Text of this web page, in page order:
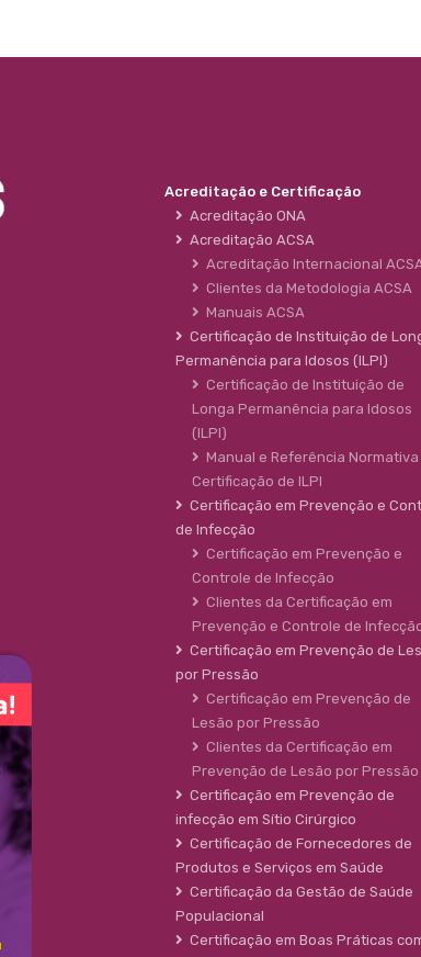
Acreditação e Certificação
Acreditação ONA
Acreditação ACSA
Acreditação Internacional
Clientes da Metodologia ACSA
Manuais ACSA
Certificação de Instituição de
Permanência para Idosos (ILPI)
Certificação de Instituição de
Longa Permanência para Idosos
(ILPI)
Manual e Referência Normativa
Certificação de ILPI
Certificação em Prevenção e
de Infecção
Certificação em Prevenção e
Controle de Infecção
Clientes da Certificação em
Prevenção e Controle de
Certificação em Prevenção de
por Pressão
Certificação em Prevenção de
Lesão por Pressão
Clientes da Certificação em
Prevenção de Lesão por Pressão
Certificação em Prevenção de
infecção em Sítio Cirúrgico
Certificação de Fornecedores de
Produtos e Serviços em Saúde
Certificação da Gestão de Saúde
Populacional
Certificação em Boas Práticas